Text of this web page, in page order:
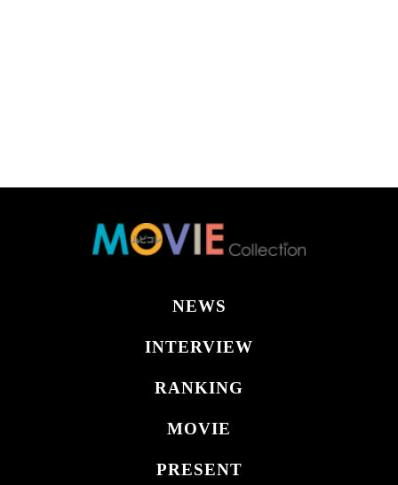
NEWS
INTERVIEW
RANKING
MOVIE
PRESENT